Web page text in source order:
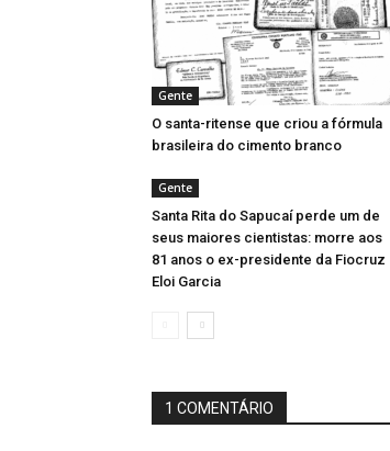
Gente
O santa-ritense que criou a fórmula
brasileira do cimento branco
Gente
Santa Rita do Sapucaí perde um de
seus maiores cientistas: morre aos
81 anos o ex-presidente da Fiocruz
Eloi Garcia
1 COMENTÁRIO